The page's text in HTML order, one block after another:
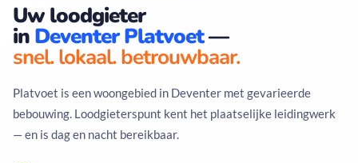
Uw loodgieter
in Deventer Platvoet—
snel. lokaal. betrouwbaar.
Platvoet is een woongebied in Deventer met gevarieerde
bebouwing. Loodgieterspunt kent het plaatselijke leidingwerk
— en is dag en nacht bereikbaar.